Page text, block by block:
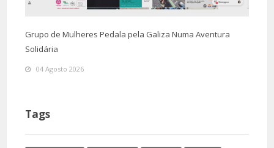
Grupo de Mulheres Pedala pela Galiza Numa Aventura
Solidária
04 Agosto 2026
Tags